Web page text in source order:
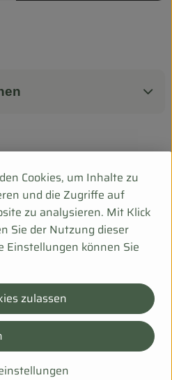
weiter!
Cookies, um Inhalte zu
und die Zugriffe auf
zu analysieren. Mit Klick
Sie der Nutzung dieser
Einstellungen können Sie
zulassen